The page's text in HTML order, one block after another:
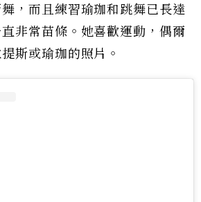
，而且練習瑜珈和跳舞已長達
非常苗條。她喜歡運動，偶爾
斯或瑜珈的照片。